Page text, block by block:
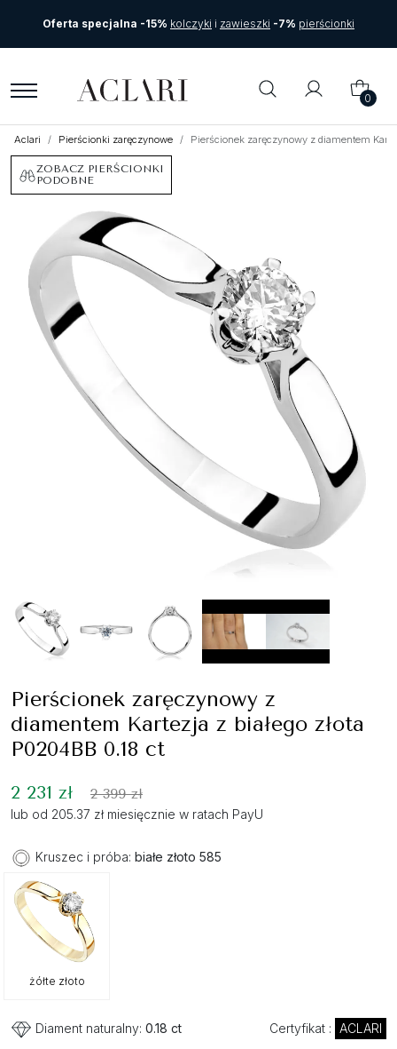
Oferta specjalna -15% kolczyki i zawieszki -7% pierścionki
0
Aclari Pierścionki zaręczynowe Pierścionek zaręczynowy z diamentem
ZOBACZ PIERŚCIONKI
PODOBNE
Pierścionek zaręczynowy z
diamentem Kartezja z białego złota
P0204BB 0.18 ct
2 231 zł 2 399 zł
lub od 205.37 zł miesięcznie w ratach PayU
Kruszec i próba: białe złoto 585
żółte złoto
Diament naturalny: 0.18 ct Certyfikat : ACLARI